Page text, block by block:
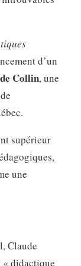
d’un
Collin, une
supérieur
une
Claude
« didactique